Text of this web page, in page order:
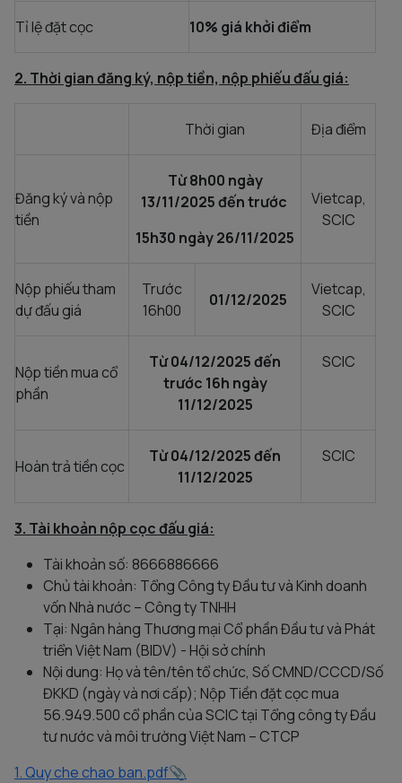
Tỉ lệ đặt cọc 10% giá khởi điểm
2. Thời gian đăng ký, nộp tiền, nộp phiếu đấu giá:
Thời gian Địa điểm
Đăng ký và nộp
tiền
Từ 8h00 ngày
13/11/2025 đến trước
15h30 ngày 26/11/2025
Vietcap,
SCIC
Nộp phiếu tham
dự đấu giá
Trước
16h00
01/12/2025
Vietcap,
SCIC
Nộp tiền mua cổ
phần
Từ 04/12/2025 đến
trước 16h ngày
11/12/2025
SCIC
Hoàn trả tiền cọc
Từ 04/12/2025 đến
11/12/2025
SCIC
3. Tài khoản nộp cọc đấu giá:
Tài khoản số: 8666886666
Chủ tài khoản: Tổng Công ty Đầu tư và Kinh doanh
vốn Nhà nước – Công ty TNHH
Tại: Ngân hàng Thương mại Cổ phần Đầu tư và Phát
triển Việt Nam (BIDV) - Hội sở chính
Nội dung: Họ và tên/tên tổ chức, Số CMND/CCCD/Số
ĐKKD (ngày và nơi cấp); Nộp Tiền đặt cọc mua
56.949.500 cổ phần của SCIC tại Tổng công ty Đầu
tư nước và môi trường Việt Nam – CTCP
1. Quy che chao ban.pdf